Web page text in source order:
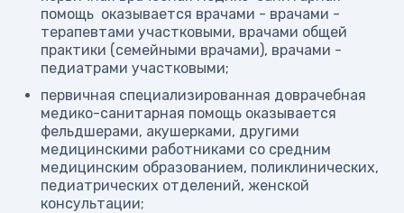
помощь оказывается врачами - врачами -
терапевтами участковыми, врачами общей
практики (семейными врачами), врачами -
педиатрами участковыми;
первичная специализированная доврачебная
медико-санитарная помощь оказывается
фельдшерами, акушерками, другими
медицинскими работниками со средним
медицинским образованием, поликлинических,
педиатрических отделений, женской
консультации;